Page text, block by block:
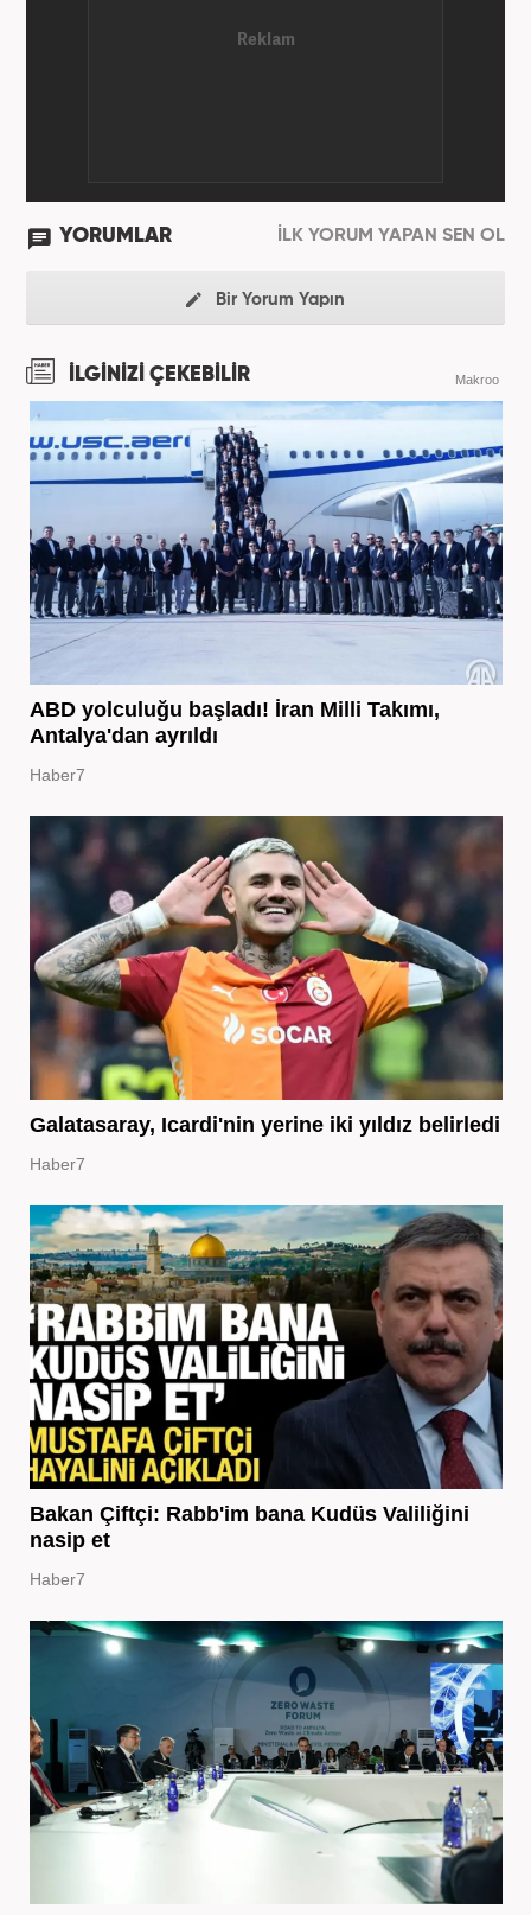
YORUMLAR İLK YORUM YAPAN SEN OL
Bir Yorum Yapın
İLGİNİZİ ÇEKEBİLİR Makroo
ABD yolculuğu başladı! İran Milli Takımı,
Antalya'dan ayrıldı
Haber7
Galatasaray, Icardi'nin yerine iki yıldız belirledi
Haber7
Bakan Çiftçi: Rabb'im bana Kudüs Valiliğini
nasip et
Haber7